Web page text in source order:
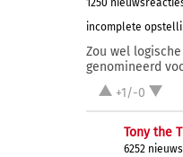
1250
incomplete
Zou wel
genomineerd
+1/-0
Tony the
6252